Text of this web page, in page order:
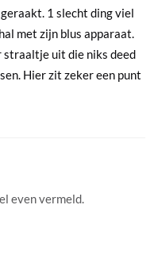
1 slecht ding viel
met zijn blus apparaat.
straaltje uit die niks deed
Hier zit zeker een punt
even vermeld.